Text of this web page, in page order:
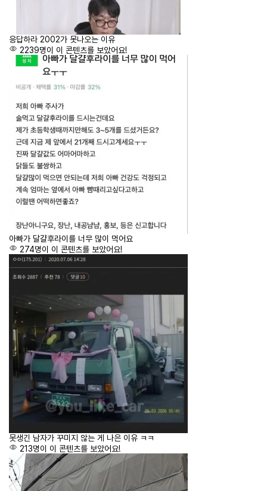
응답하라 2002가 못나오는 이유
2239명이 이 콘텐츠를 보았어요!
아빠가 달걀후라이를 너무 많이 먹어요
274명이 이 콘텐츠를 보았어요!
못생긴 남자가 꾸미지 않는 게 나은 이유 ㅋㅋ
213명이 이 콘텐츠를 보았어요!